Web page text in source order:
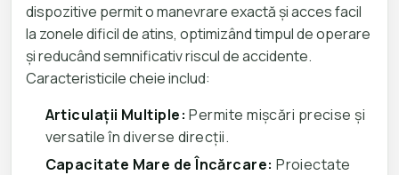
dispozitive permit o manevrare exactă și acces facil
la zonele dificil de atins, optimizând timpul de operare
și reducând semnificativ riscul de accidente.
Caracteristicile cheie includ:
Articulații Multiple: Permite mișcări precise și
versatile în diverse direcții.
Capacitate Mare de Încărcare: Proiectate